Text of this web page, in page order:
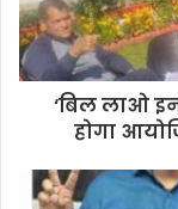
‘बिल लाओ
होगा